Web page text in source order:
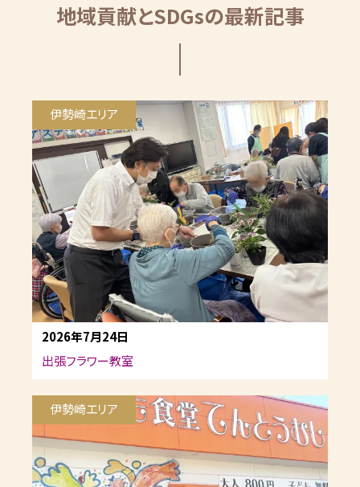
地域貢献とSDGsの最新記事
2026年7月24日
出張フラワー教室
伊勢崎エリア
伊勢崎エリア